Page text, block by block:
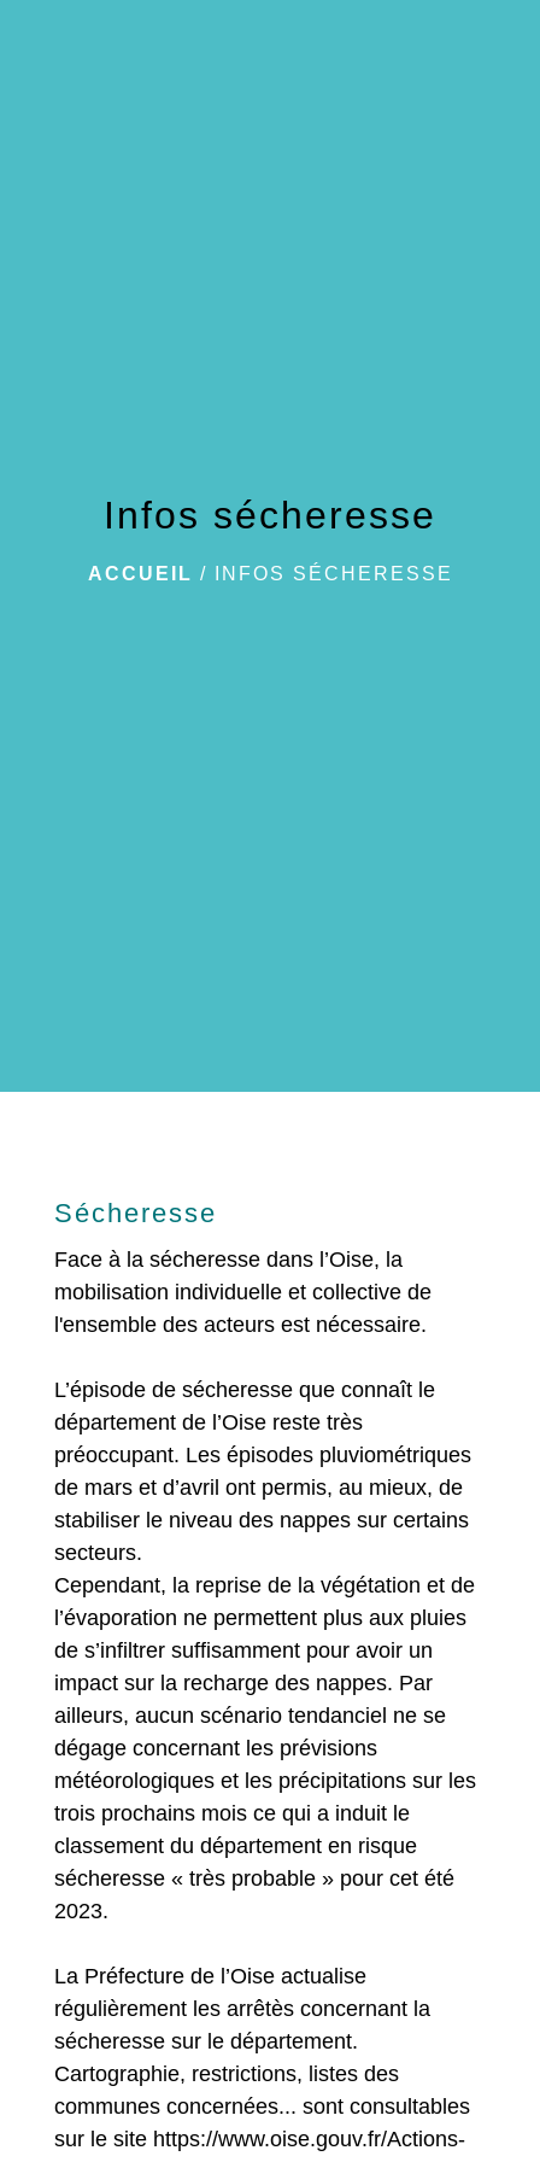
Infos sécheresse
ACCUEIL / INFOS SÉCHERESSE
Sécheresse
Face à la sécheresse dans l’Oise, la
mobilisation individuelle et collective de
l'ensemble des acteurs est nécessaire.
L’épisode de sécheresse que connaît le
département de l’Oise reste très
préoccupant. Les épisodes pluviométriques
de mars et d’avril ont permis, au mieux, de
stabiliser le niveau des nappes sur certains
secteurs.
Cependant, la reprise de la végétation et de
l’évaporation ne permettent plus aux pluies
de s’infiltrer suffisamment pour avoir un
impact sur la recharge des nappes. Par
ailleurs, aucun scénario tendanciel ne se
dégage concernant les prévisions
météorologiques et les précipitations sur les
trois prochains mois ce qui a induit le
classement du département en risque
sécheresse « très probable » pour cet été
2023.
La Préfecture de l’Oise actualise
régulièrement les arrêtès concernant la
sécheresse sur le département.
Cartographie, restrictions, listes des
communes concernées... sont consultables
sur le site https://www.oise.gouv.fr/Actions-